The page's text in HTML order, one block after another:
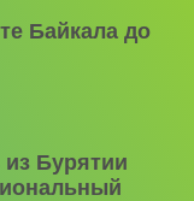
Байкала до
Бурятии